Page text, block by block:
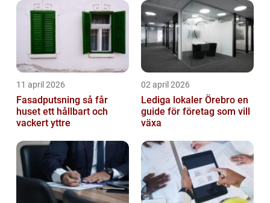
11 april 2026
Fasadputsning så får
huset ett hållbart och
vackert yttre
02 april 2026
Lediga lokaler Örebro en
guide för företag som vill
växa